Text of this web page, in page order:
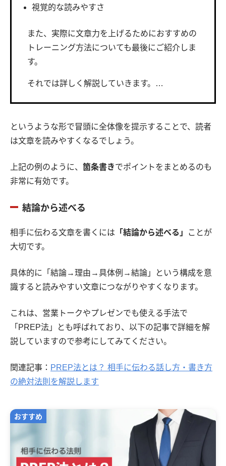
視覚的な読みやすさ
また、実際に文章力を上げるためにおすすめの
トレーニング方法についても最後にご紹介しま
す。
それでは詳しく解説していきます。…
というような形で冒頭に全体像を提示することで、読者
は文章を読みやすくなるでしょう。
上記の例のように、 箇条書きでポイントをまとめるのも
非常に有効です。
結論から述べる
相手に伝わる文章を書くには 「結論から述べる」
ことが
大切です。
具体的に「結論→理由→具体例→結論」という構成を意
識すると読みやすい文章につながりやすくなります。
これは、営業トークやプレゼンでも使える手法で
「PREP法」とも呼ばれており、以下の記事で詳細を解
説していますので参考にしてみてください。
関連記事： PREP法とは？ 相手に伝わる話し方・書き方
の絶対法則を解説します